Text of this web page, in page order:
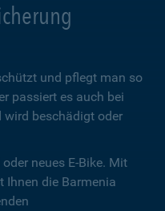
und pflegt man so
passiert es auch bei
wird beschädigt oder
neues E-Bike. Mit
Ihnen die Barmenia